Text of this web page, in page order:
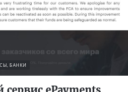
БАНКИ